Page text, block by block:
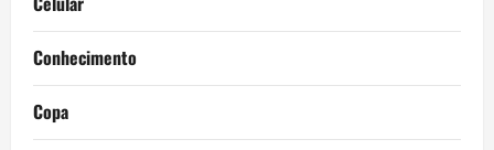
Conhecimento
Copa